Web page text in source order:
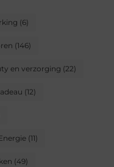
(6)
(146)
en verzorging (22)
(12)
(11)
(49)